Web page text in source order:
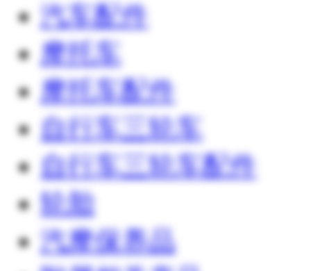
汽车配件
摩托车
摩托车配件
自行车三轮车
自行车三轮车配件
轮胎
汽摩保养品